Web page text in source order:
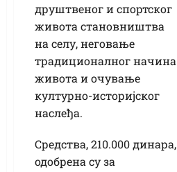
друштвеног и спортског
живота становништва
на селу, неговање
традиционалног начина
живота и очување
културно-историјског
наслеђа.
Средства, 210.000 динара,
одобрена су за